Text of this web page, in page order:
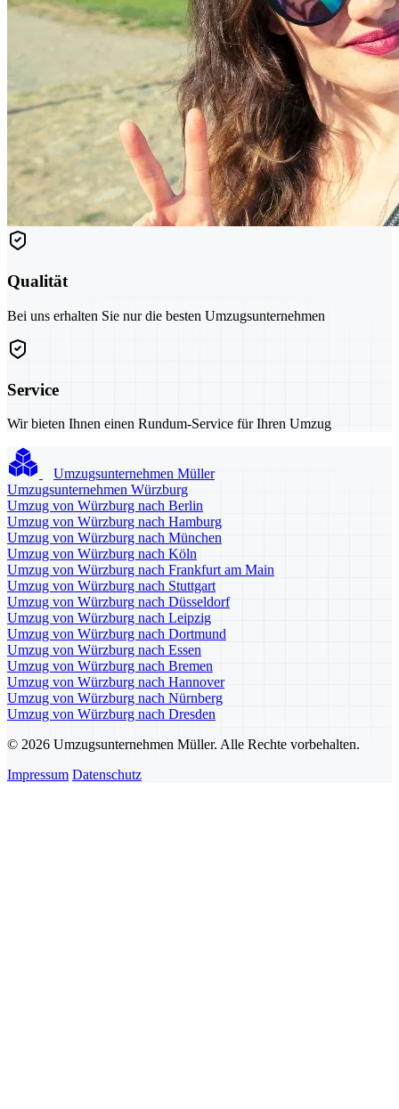
Qualität
Bei uns erhalten Sie nur die besten Umzugsunternehmen
Service
Wir bieten Ihnen einen Rundum-Service für Ihren Umzug
Umzugsunternehmen Müller
Umzugsunternehmen Würzburg
Umzug von Würzburg nach Berlin
Umzug von Würzburg nach Hamburg
Umzug von Würzburg nach München
Umzug von Würzburg nach Köln
Umzug von Würzburg nach Frankfurt am Main
Umzug von Würzburg nach Stuttgart
Umzug von Würzburg nach Düsseldorf
Umzug von Würzburg nach Leipzig
Umzug von Würzburg nach Dortmund
Umzug von Würzburg nach Essen
Umzug von Würzburg nach Bremen
Umzug von Würzburg nach Hannover
Umzug von Würzburg nach Nürnberg
Umzug von Würzburg nach Dresden
© 2026 Umzugsunternehmen Müller. Alle Rechte vorbehalten.
Impressum Datenschutz